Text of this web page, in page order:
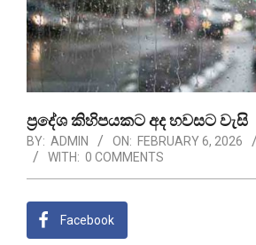
ප්‍රදේශ කිහිපයකට අද හවසට වැසි
BY: ADMIN ON: FEBRUARY 6, 2026
WITH: 0 COMMENTS
Facebook